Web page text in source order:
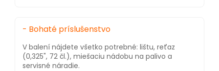
- Bohaté príslušenstvo
V balení nájdete všetko potrebné: lištu, reťaz
(0,325", 72 čl.), miešaciu nádobu na palivo a
servisné náradie.